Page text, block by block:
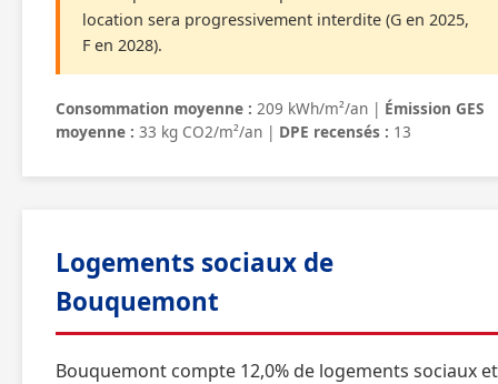
location sera progressivement interdite (G en 2025,
F en 2028).
Consommation moyenne : 209 kWh/m²/an | Émission GES
moyenne : 33 kg CO2/m²/an | DPE recensés : 13
Logements sociaux de
Bouquemont
Bouquemont compte 12,0% de logements sociaux et